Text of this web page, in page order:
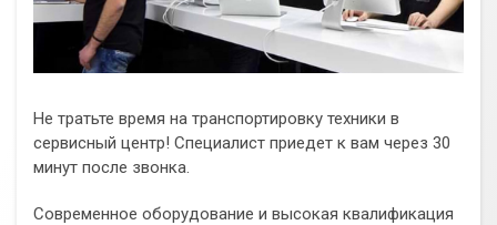
Не тратьте время на транспортировку техники в
сервисный центр! Специалист приедет к вам через 30
минут после звонка.
Современное оборудование и высокая квалификация